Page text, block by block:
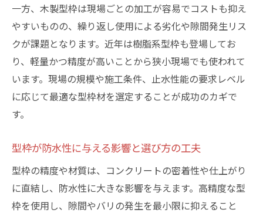
一方、木製型枠は現場ごとの加工が容易でコストも抑え
やすいものの、繰り返し使用による劣化や隙間発生リス
クが課題となります。近年は樹脂系型枠も登場してお
り、軽量かつ精度が高いことから狭小現場でも使われて
います。現場の規模や施工条件、止水性能の要求レベル
に応じて最適な型枠材を選定することが成功のカギで
す。
型枠が防水性に与える影響と選び方の工夫
型枠の精度や材質は、コンクリートの密着性や仕上がり
に直結し、防水性に大きな影響を与えます。高精度な型
枠を使用し、隙間やバリの発生を最小限に抑えること